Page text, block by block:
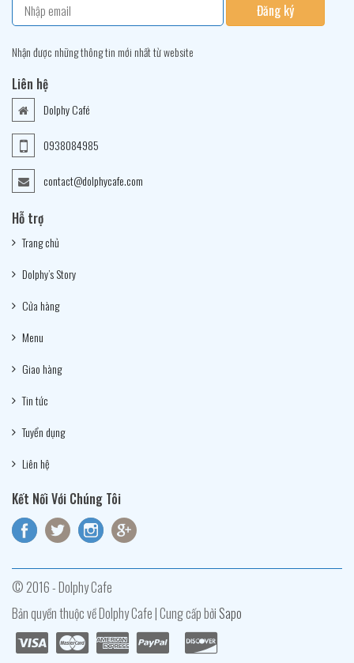
Đăng ký
Nhận được những thông tin mới nhất từ website
Liên hệ
Dolphy Café
0938084985
contact@dolphycafe.com
Hỗ trợ
Trang chủ
Dolphy’s Story
Cửa hàng
Menu
Giao hàng
Tin tức
Tuyển dụng
Liên hệ
Kết Nối Với Chúng Tôi
© 2016 - Dolphy Cafe
Bản quyền thuộc về Dolphy Cafe | Cung cấp bởi Sapo